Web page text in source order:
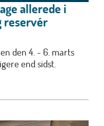
allerede i
reservér
den 4. - 6. marts
end sidst.